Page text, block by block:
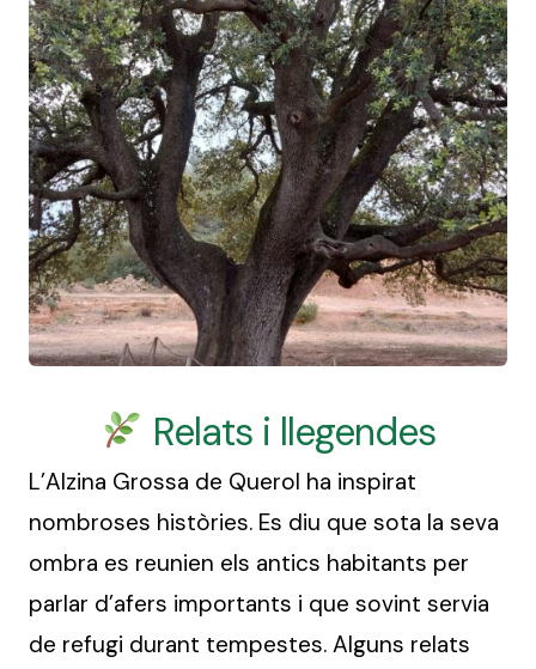
Relats i llegendes
L’Alzina Grossa de Querol ha inspirat
nombroses històries. Es diu que sota la seva
ombra es reunien els antics habitants per
parlar d’afers importants i que sovint servia
de refugi durant tempestes. Alguns relats